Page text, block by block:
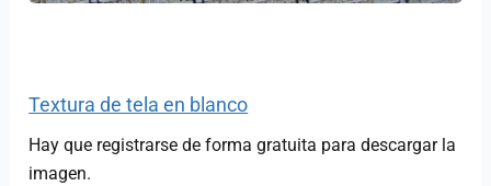
Textura de tela en blanco
Hay que registrarse de forma gratuita para descargar la
imagen.